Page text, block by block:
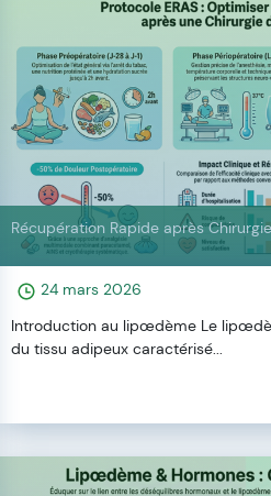
24 mars 2026
Récupération Rapide après
Introduction au lipœdème Le
du tissu adipeux caractérisé...